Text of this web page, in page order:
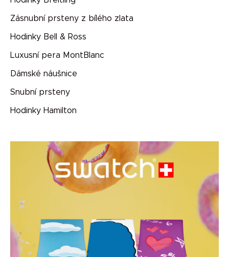
Zásnubní prsteny z bílého zlata
Hodinky Bell & Ross
Luxusní pera MontBlanc
Dámské náušnice
Snubní prsteny
Hodinky Hamilton